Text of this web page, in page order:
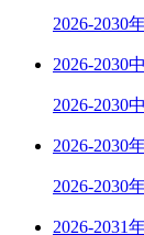
2026-2030
2026-2030
2026-2030
2026-2030
2026-2030
2026-2031